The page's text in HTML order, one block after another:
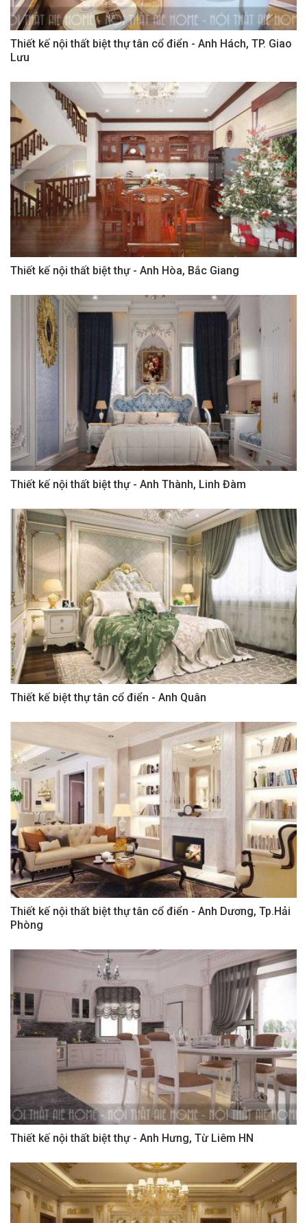
Thiết kế nội thất biệt thự tân cổ điển - Anh Hách, TP. Giao
Lưu
Thiết kế nội thất biệt thự - Anh Hòa, Bắc Giang
Thiết kế nội thất biệt thự - Anh Thành, Linh Đàm
Thiết kế biệt thự tân cổ điển - Anh Quân
Thiết kế nội thất biệt thự tân cổ điển - Anh Dương, Tp.Hải
Phòng
Thiết kế nội thất biệt thự - Anh Hưng, Từ Liêm HN